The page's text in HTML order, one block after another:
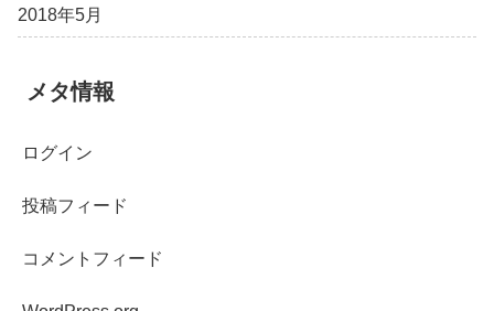
2018年5月
メタ情報
ログイン
投稿フィード
コメントフィード